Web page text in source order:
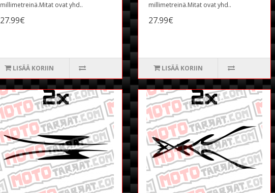
millimetreinä.Mitat ovat yhd..
27.99€
LISÄÄ KORIIN
millimetreinä.Mitat ovat yhd..
27.99€
LISÄÄ KORIIN